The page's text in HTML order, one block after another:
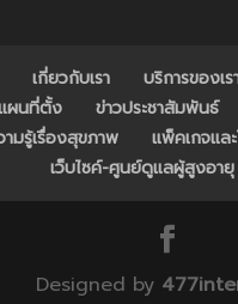
เกี่ยวกับเรา บริการของเร
ผนที่ตั้ง
ข่าวประชาสัมพันธ์
ามรู้เรื่องสุขภาพ
แพ็คเกจแล
เว็บไซค์-ศูนย์ดูแลผู้สูงอายุ
Designed by